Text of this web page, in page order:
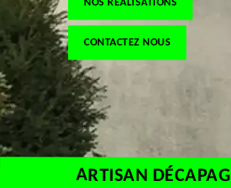
CONTACTEZ NOUS
ARTISAN